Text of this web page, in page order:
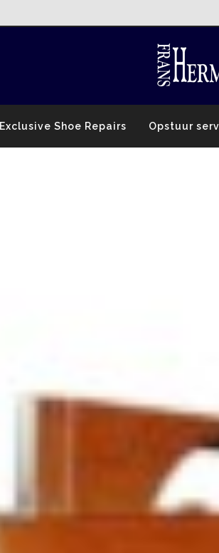
Exclusive Shoe Repairs Opstuur